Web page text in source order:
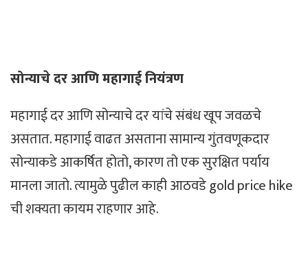
सोन्याचे दर आणि महागाई नियंत्रण
महागाई दर आणि सोन्याचे दर यांचे संबंध खूप जवळचे
असतात. महागाई वाढत असताना सामान्य गुंतवणूकदार
सोन्याकडे आकर्षित होतो, कारण तो एक सुरक्षित पर्याय
मानला जातो. त्यामुळे पुढील काही आठवडे gold price hike
ची शक्यता कायम राहणार आहे.